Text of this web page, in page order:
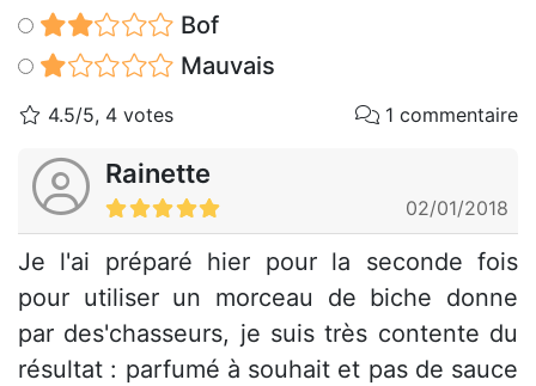
Bof
Mauvais
4.5/5, 4 votes 1 commentaire
Rainette
02/01/2018
Je l'ai préparé hier pour la seconde fois
pour utiliser un morceau de biche donne
par des'chasseurs, je suis très contente du
résultat : parfumé à souhait et pas de sauce